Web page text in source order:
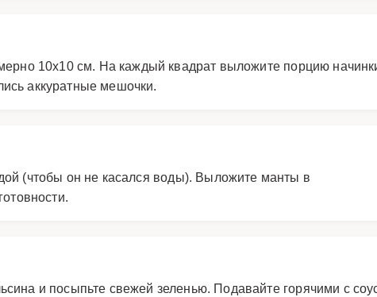
10х10 см. На каждый квадрат выложите порцию
аккуратные мешочки.
(чтобы он не касался воды). Выложите манты в
и посыпьте свежей зеленью. Подавайте горячими с